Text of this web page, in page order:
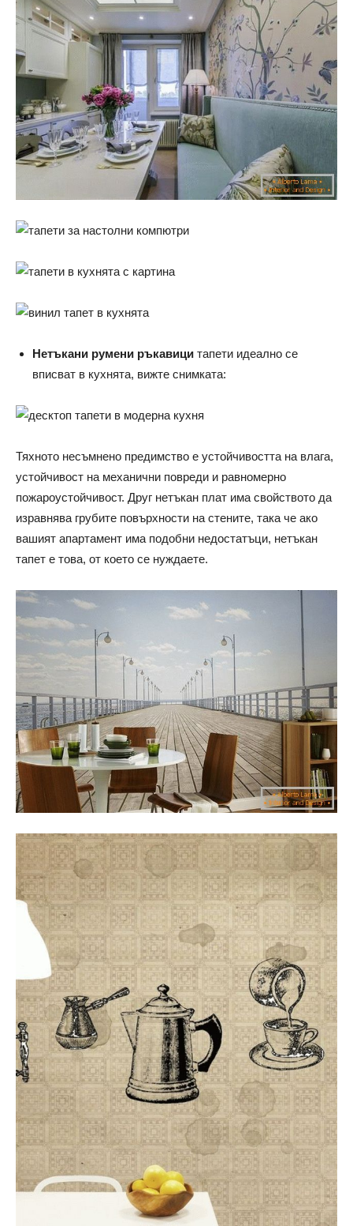
Нетъкани румени ръкавици тапети идеално се
вписват в кухнята, вижте снимката:
Тяхното несъмнено предимство е устойчивостта на влага,
устойчивост на механични повреди и равномерно
пожароустойчивост. Друг нетъкан плат има свойството да
изравнява грубите повърхности на стените, така че ако
вашият апартамент има подобни недостатъци, нетъкан
тапет е това, от което се нуждаете.